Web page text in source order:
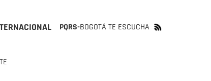
PQRS-BOGOTÁ TE ESCUCHA